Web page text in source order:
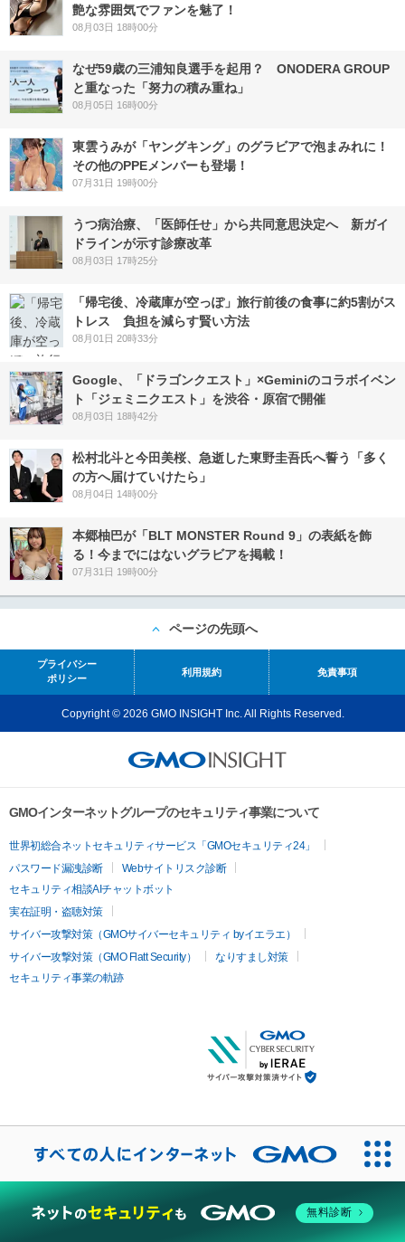
艶な雰囲気でファンを魅了！
08月03日 18時00分
なぜ59歳の三浦知良選手を起用？ ONODERA GROUP
と重なった「努力の積み重ね」
08月05日 16時00分
東雲うみが「ヤングキング」のグラビアで泡まみれに！
その他のPPEメンバーも登場！
07月31日 19時00分
うつ病治療、「医師任せ」から共同意思決定へ 新ガイ
ドラインが示す診療改革
08月03日 17時25分
「帰宅後、冷蔵庫が空っぽ」旅行前後の食事に約5割がス
トレス 負担を減らす賢い方法
08月01日 20時33分
Google、「ドラゴンクエスト」×Geminiのコラボイベン
ト「ジェミニクエスト」を渋谷・原宿で開催
08月03日 18時42分
松村北斗と今田美桜、急逝した東野圭吾氏へ誓う「多く
の方へ届けていけたら」
08月04日 14時00分
本郷柚巴が「BLT MONSTER Round 9」の表紙を飾
る！今までにはないグラビアを掲載！
07月31日 19時00分
ページの先頭へ
プライバシー
ポリシー
利用規約 免責事項
Copyright © 2026 GMO INSIGHT Inc. All Rights Reserved.
GMOインターネットグループのセキュリティ事業について
世界初総合ネットセキュリティサービス「GMOセキュリティ24」
パスワード漏洩診断
Webサイトリスク診断
セキュリティ相談AIチャットボット
実在証明・盗聴対策
サイバー攻撃対策（GMOサイバーセキュリティ byイエラエ）
サイバー攻撃対策（GMO Flatt Security）
なりすまし対策
セキュリティ事業の軌跡
無料診断